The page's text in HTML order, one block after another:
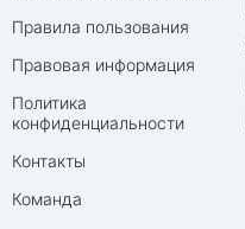
Правила пользования
Правовая информация
Политика
конфиденциальности
Контакты
Команда